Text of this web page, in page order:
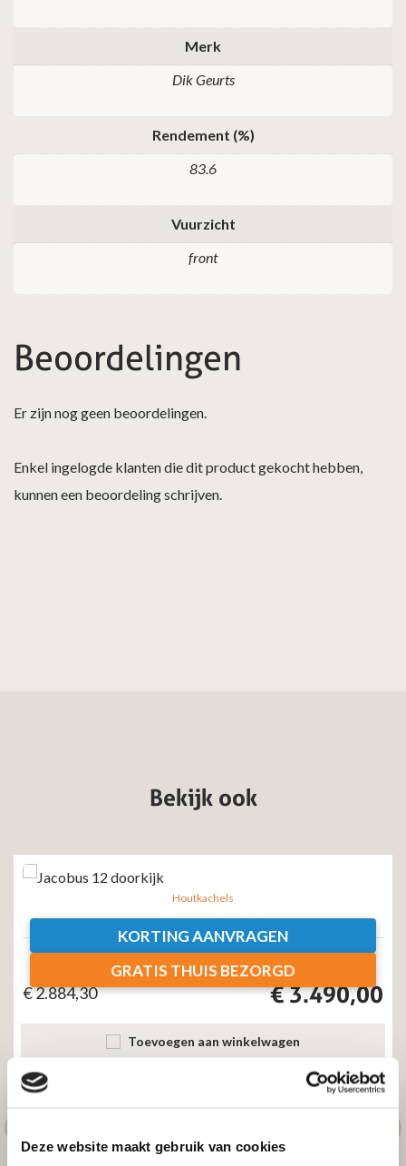
Deze website maakt gebruik van cookies
Merk
Dik Geurts
Rendement (%)
83.6
Vuurzicht
front
Beoordelingen
Er zijn nog geen beoordelingen.
Enkel ingelogde klanten die dit product gekocht hebben,
kunnen een beoordeling schrijven.
Bekijk ook
KORTING AANVRAGEN
GRATIS THUIS BEZORGD
Houtkachels
Jacobus 12 doorkijk
€3.490,00
€2.884,30
Toevoegen aan winkelwagen